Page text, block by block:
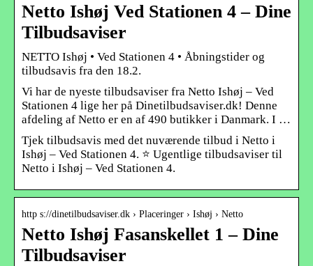
Netto Ishøj Ved Stationen 4 – Dine
Tilbudsaviser
NETTO Ishøj • Ved Stationen 4 • Åbningstider og
tilbudsavis fra den 18.2.
Vi har de nyeste tilbudsaviser fra Netto Ishøj – Ved
Stationen 4 lige her på Dinetilbudsaviser.dk! Denne
afdeling af Netto er en af 490 butikker i Danmark. I …
Tjek tilbudsavis med det nuværende tilbud i Netto i
Ishøj – Ved Stationen 4. ⭐ Ugentlige tilbudsaviser til
Netto i Ishøj – Ved Stationen 4.
http s://dinetilbudsaviser.dk › Placeringer › Ishøj › Netto
Netto Ishøj Fasanskellet 1 – Dine
Tilbudsaviser